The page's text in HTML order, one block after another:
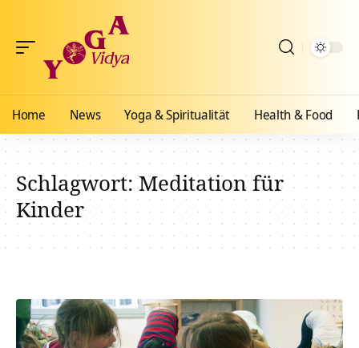
Home News Yoga & Spiritualität Health & Food
Schlagwort:Meditation für
Kinder